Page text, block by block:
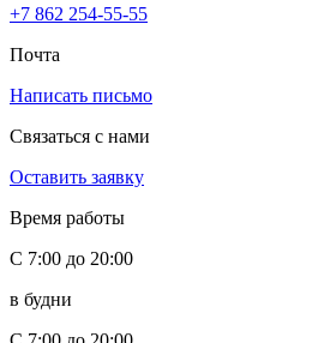
+7 862 254-55-55
Почта
Написать письмо
Связаться с нами
Оставить заявку
Время работы
С 7:00 до 20:00
в будни